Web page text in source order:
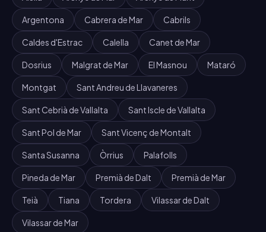
Argentona Cabrera de Mar Cabrils
Caldes d'Estrac Calella Canet de Mar
Dosrius Malgrat de Mar El Masnou Mataró
Montgat Sant Andreu de Llavaneres
Sant Cebrià de Vallalta Sant Iscle de Vallalta
Sant Pol de Mar Sant Vicenç de Montalt
Santa Susanna Òrrius Palafolls
Pineda de Mar Premià de Dalt Premià de Mar
Teià Tiana Tordera Vilassar de Dalt
Vilassar de Mar